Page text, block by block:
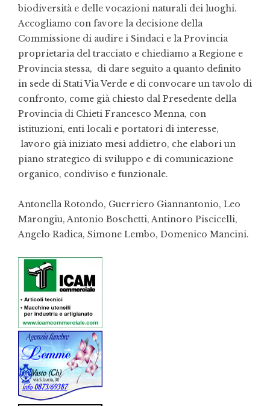
biodiversità e delle vocazioni naturali dei luoghi.
Accogliamo con favore la decisione della
Commissione di audire i Sindaci e la Provincia
proprietaria del tracciato e chiediamo a Regione e
Provincia stessa, di dare seguito a quanto definito
in sede di Stati Via Verde e di convocare un tavolo di
confronto, come già chiesto dal Presedente della
Provincia di Chieti Francesco Menna, con
istituzioni, enti locali e portatori di interesse,
lavoro già iniziato mesi addietro, che elabori un
piano strategico di sviluppo e di comunicazione
organico, condiviso e funzionale.
Antonella Rotondo, Guerriero Giannantonio, Leo
Marongiu, Antonio Boschetti, Antinoro Piscicelli,
Angelo Radica, Simone Lembo, Domenico Mancini.